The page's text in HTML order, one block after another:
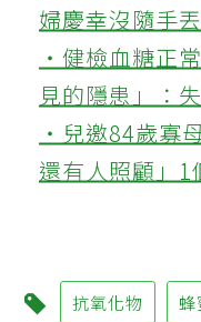
婦慶幸沒隨手
‧健檢血糖正
見的隱患」：
‧兒邀84歲寡
還有人照顧」
抗氧化物 蜂